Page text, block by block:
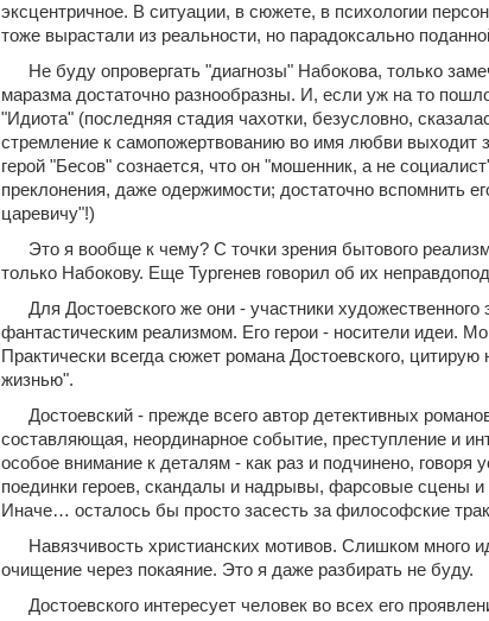
эксцентричное. В ситуации, в сюжете, в психологии
тоже вырастали из реальности, но парадоксально
Не буду опровергать "диагнозы" Набокова, только
маразма достаточно разнообразны. И, если уж на то
"Идиота" (последняя стадия чахотки, безусловно,
стремление к самопожертвованию во имя любви выходит
герой "Бесов" сознается, что он "мошенник, а не
преклонения, даже одержимости; достаточно вспомнить
царевичу"!)
Это я вообще к чему? С точки зрения бытового
только Набокову. Еще Тургенев говорил об их
Для Достоевского же они - участники
фантастическим реализмом. Его герои - носители идеи.
Практически всегда сюжет романа Достоевского,
жизнью".
Достоевский - прежде всего автор детективных
составляющая, неординарное событие, преступление и
особое внимание к деталям - как раз и подчинено,
поединки героев, скандалы и надрывы, фарсовые сцены и
Иначе… осталось бы просто засесть за философские
Навязчивость христианских мотивов. Слишком много
очищение через покаяние. Это я даже разбирать не буду.
Достоевского интересует человек во всех его